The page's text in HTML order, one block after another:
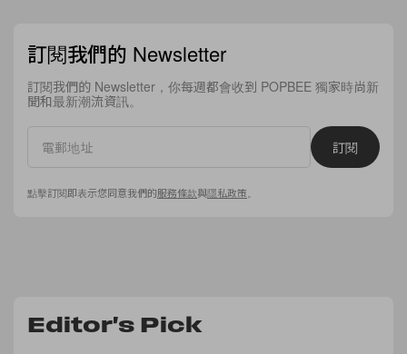
訂閱我們的 Newsletter
訂閱我們的 Newsletter，你每週都會收到 POPBEE 獨家時尚新
聞和最新潮流資訊。
訂閱
點擊訂閱即表示您同意我們的服務條款與隱私政策
Editor's Pick